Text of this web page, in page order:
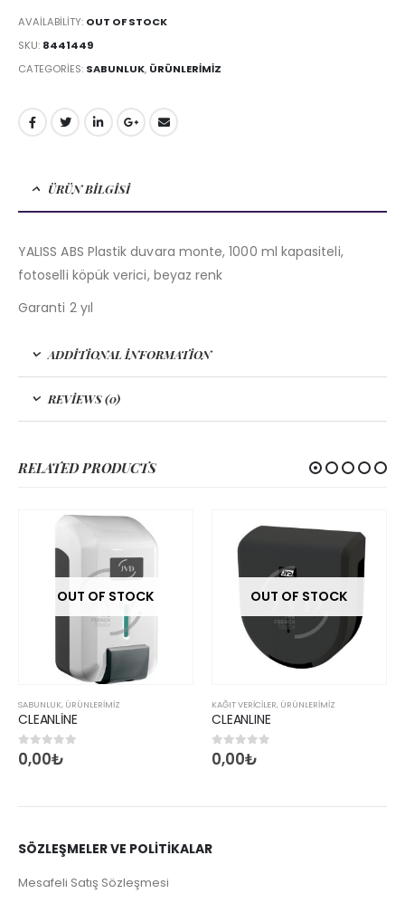
AVAILABILITY: OUT OF STOCK
SKU: 8441449
CATEGORIES: SABUNLUK, ÜRÜNLERİMİZ
ÜRÜN BILGISI
YALISS ABS Plastik duvara monte, 1000 ml kapasiteli,
fotoselli köpük verici, beyaz renk
Garanti 2 yıl
ADDITIONAL INFORMATION
REVIEWS (0)
RELATED PRODUCTS
OUT OF STOCK
SABUNLUK, ÜRÜNLERİMİZ
CLEANLİNE
05 üzerinden
0,00₺
OUT OF STOCK
KAĞIT VERICILER, ÜRÜNLERİMİZ
CLEANLINE
05 üzerinden
0,00₺
SÖZLEŞMELER VE POLİTİKALAR
Mesafeli Satış Sözleşmesi